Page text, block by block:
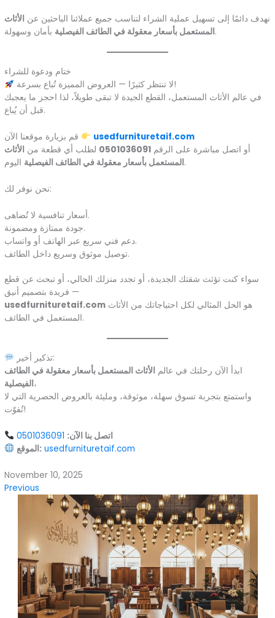
نهدف دائمًا إلى تسهيل عملية الشراء لتناسب جميع عملائنا الباحثين عن الأثاث
المستعمل بأسعار معقولة في الطائف الفيصليةبأمان وسهولة.
ختام ودعوة للشراء
لا تنتظر كثيرًا — العروض المميزة تُباع بسرعة!
في عالم الأثاث المستعمل، القطع الجيدة لا تبقى طويلاً، لذا احجز ما يعجبك
قبل أن يُباع.
usedfurnituretaif.com
أو اتصل مباشرة على الرقم 0501036091 لطلب أي قطعة من الأثاث
المستعمل بأسعار معقولة في الطائف الفيصليةاليوم.
نحن نوفر لك:
أسعار تنافسية لا تُضاهى.
جودة ممتازة ومضمونة.
دعم فني سريع عبر الهاتف أو واتساب.
توصيل موثوق وسريع داخل الطائف.
سواء كنت تؤثث شقتك الجديدة، أو تجدد منزلك الحالي، أو تبحث عن قطع
فريدة بتصميم أنيق —
usedfurnituretaif.com
المستعمل في الطائف.
تذكير أخير:
ابدأ الآن رحلتك في عالم الأثاث المستعمل بأسعار معقولة في الطائف
الفيصلية،
واستمتع بتجربة تسوق سهلة، موثوقة، ومليئة بالعروض الحصرية التي لا
تُفوّت!
اتصل بنا الآن: 0501036091
الموقع: usedfurnituretaif.com
November 10, 2025
Previous